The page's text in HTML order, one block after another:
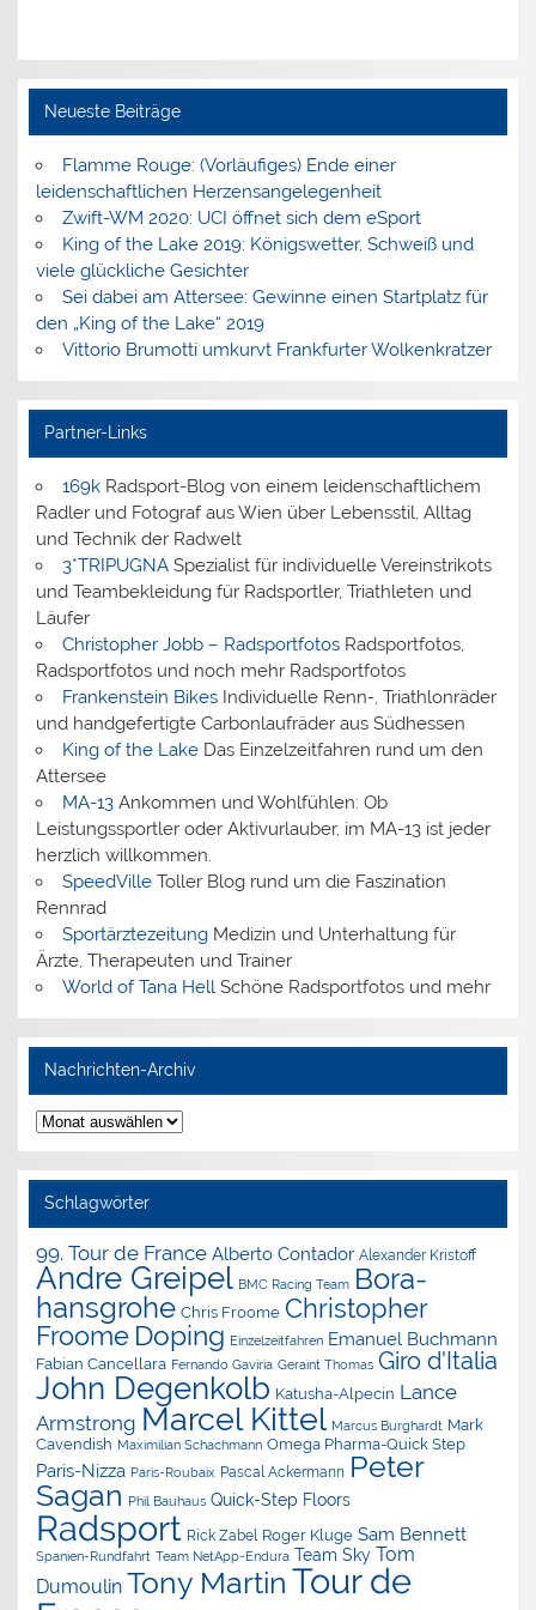
Neueste Beiträge
Flamme Rouge: (Vorläufiges) Ende einer
leidenschaftlichen Herzensangelegenheit
Zwift-WM 2020: UCI öffnet sich dem eSport
King of the Lake 2019: Königswetter, Schweiß und
viele glückliche Gesichter
Sei dabei am Attersee: Gewinne einen Startplatz für
den „King of the Lake“ 2019
Vittorio Brumotti umkurvt Frankfurter Wolkenkratzer
Partner-Links
169kRadsport-Blog von einem leidenschaftlichem
Radler und Fotograf aus Wien über Lebensstil, Alltag
und Technik der Radwelt
3*TRIPUGNASpezialist für individuelle Vereinstrikots
und Teambekleidung für Radsportler, Triathleten und
Läufer
Christopher Jobb – RadsportfotosRadsportfotos,
Radsportfotos und noch mehr Radsportfotos
Frankenstein BikesIndividuelle Renn-, Triathlonräder
und handgefertigte Carbonlaufräder aus Südhessen
King of the LakeDas Einzelzeitfahren rund um den
Attersee
MA-13Ankommen und Wohlfühlen: Ob
Leistungssportler oder Aktivurlauber, im MA-13 ist jeder
herzlich willkommen.
SpeedVilleToller Blog rund um die Faszination
Rennrad
SportärztezeitungMedizin und Unterhaltung für
Ärzte, Therapeuten und Trainer
World of Tana HellSchöne Radsportfotos und mehr
Nachrichten-Archiv
Nachrichten-
Archiv
Schlagwörter
99. Tour de France Alberto Contador Alexander Kristoff
Andre Greipel BMC Racing Team Bora-
hansgrohe Chris Froome Christopher
Froome Doping Einzelzeitfahren Emanuel Buchmann
Fabian Cancellara Fernando Gaviria Geraint Thomas Giro d'Italia
John Degenkolb Katusha-Alpecin Lance
Armstrong Marcel Kittel Marcus Burghardt Mark
Cavendish Maximilian Schachmann Omega Pharma-Quick Step
Paris-Nizza Paris-Roubaix Pascal Ackermann Peter
Sagan Phil Bauhaus Quick-Step Floors
Radsport Rick Zabel Roger Kluge Sam Bennett
Spanien-Rundfahrt Team NetApp-Endura Team Sky Tom
Dumoulin Tony Martin Tour de